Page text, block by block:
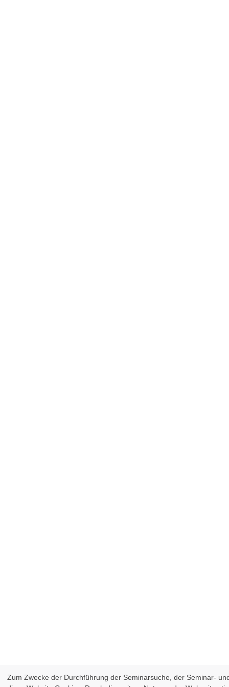
Zum Zwecke der Durchführung der Seminarsuche, der Seminar-